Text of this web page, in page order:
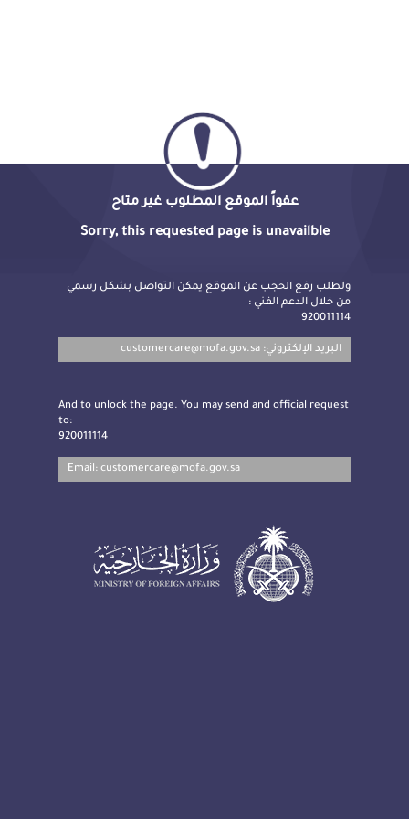
عفواً الموقع المطلوب غير متاح
Sorry, this requested page is unavailble
ولطلب رفع الحجب عن الموقع يمكن التواصل بشكل رسمي
من خلال الدعم الفني :
920011114
البريد الإلكتروني: customercare@mofa.gov.sa
And to unlock the page. You may send and official request
to:
920011114
Email: customercare@mofa.gov.sa